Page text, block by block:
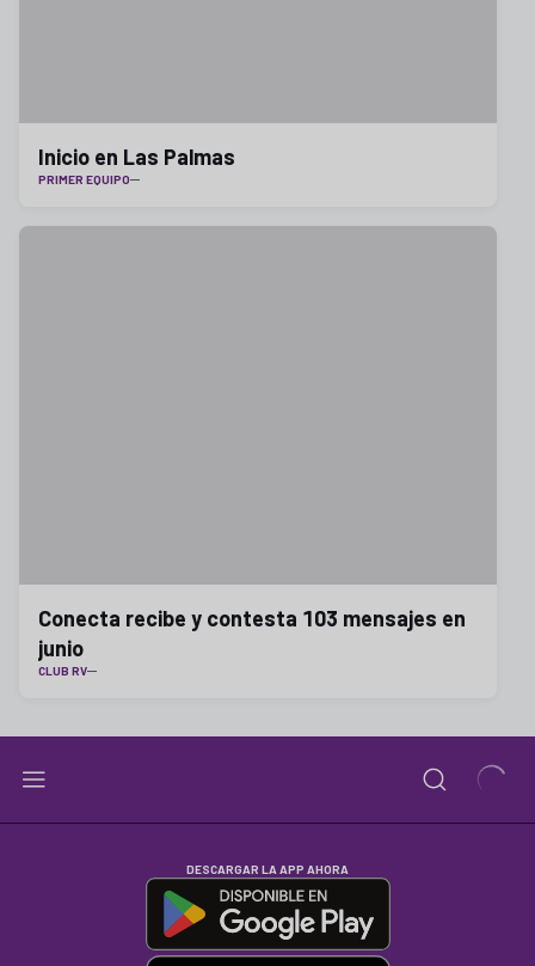
Inicio en Las Palmas
PRIMER EQUIPO
Conecta recibe y contesta 103 mensajes en
junio
CLUB RV
DESCARGAR LA APP AHORA